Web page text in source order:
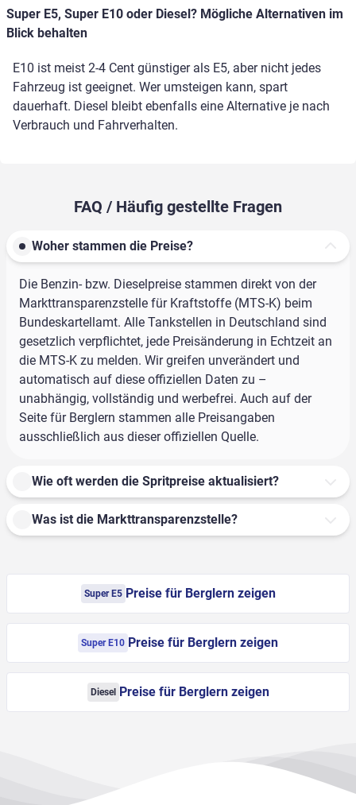
Super E5, Super E10 oder Diesel? Mögliche Alternativen im
Blick behalten
E10 ist meist 2-4 Cent günstiger als E5, aber nicht jedes
Fahrzeug ist geeignet. Wer umsteigen kann, spart
dauerhaft. Diesel bleibt ebenfalls eine Alternative je nach
Verbrauch und Fahrverhalten.
FAQ / Häufig gestellte Fragen
Woher stammen die Preise?
Die Benzin- bzw. Dieselpreise stammen direkt von der
Markttransparenzstelle für Kraftstoffe (MTS-K) beim
Bundeskartellamt. Alle Tankstellen in Deutschland sind
gesetzlich verpflichtet, jede Preisänderung in Echtzeit an
die MTS-K zu melden. Wir greifen unverändert und
automatisch auf diese offiziellen Daten zu –
unabhängig, vollständig und werbefrei. Auch auf der
Seite für Berglern stammen alle Preisangaben
ausschließlich aus dieser offiziellen Quelle.
Wie oft werden die Spritpreise aktualisiert?
Was ist die Markttransparenzstelle?
Super E5 Preise für Berglern zeigen
Super E10 Preise für Berglern zeigen
Diesel Preise für Berglern zeigen